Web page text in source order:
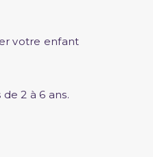
votre enfant
2 à 6 ans.